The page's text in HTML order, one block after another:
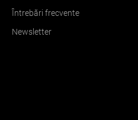
Întrebări frecvente
Newsletter